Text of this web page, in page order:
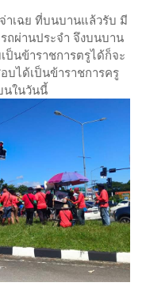
าเฉย ที่บนบานแล้วรับ มี
ผ่านประจำ จึงบนบาน
ป็นข้าราชการตรูได้ก็จะ
บได้เป็นข้าราชการครู
นในวันนี้